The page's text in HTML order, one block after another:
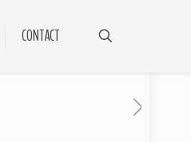
CONTACT